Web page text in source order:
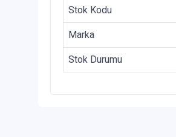
Stok Kodu
Marka
Stok Durumu